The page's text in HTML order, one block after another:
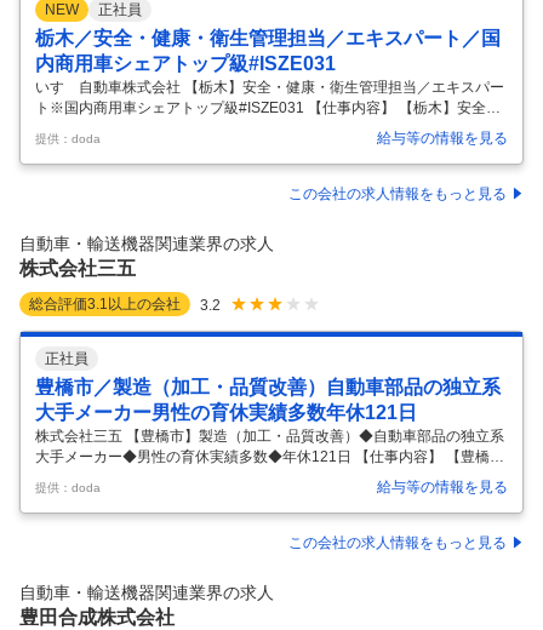
NEW 正社員
栃木／安全・健康・衛生管理担当／エキスパート／国
内商用車シェアトップ級#ISZE031
いすゞ自動車株式会社 【栃木】安全・健康・衛生管理担当／エキスパー
ト※国内商用車シェアトップ級#ISZE031 【仕事内容】 【栃木】安全・
健康・衛生管理担当／エキスパート※国内商用車シェアトップ級#ISZE0
31 【具体的な仕事内容】 ■ミッション： いすゞグループ職場の本質安全
化、労働災害の未然防止、安全衛生管理状況のモニタリング、安全文
化・風土の浸透、教育・啓発活動を推進するための各種施策を立案・実
が重要となるポジション。 1）安全健康推進グループリーダーを常にサ
ポートし、グループ内の目標達成をけん引するために、パイプ役を担
提供：doda 給与等の情報を見る
この会社の求人情報をもっと見る
自動車・輸送機器関連業界の求人
株式会社三五
総合評価3.1 以上の会社 3.2
正社員
豊橋市／製造（加工・品質改善）自動車部品の独立系
大手メーカー男性の育休実績多数年休121日
株式会社三五 【豊橋市】製造（加工・品質改善）◆自動車部品の独立系
大手メーカー◆男性の育休実績多数◆年休121日 【仕事内容】 【豊橋
市】製造（加工・品質改善）◆自動車部品の独立系大手メーカー◆男性
の育休実績多数◆年休121日 【具体的な仕事内容】 【ほぼすべての完成
車メーカーと取引あり／平均有給休暇取得日数18.3日／男性の育休取得
実績多数／直近3年の新卒定着率約98％】 ◎東海地方の非上場部品メー
X化へ国内過去最大の35億円を投資し、2024年は過去最高純利益と財務
状況好調 ◎プレスやボデー部品生産強化に伴い、移管のため新工
提供：doda 給与等の情報を見る
この会社の求人情報をもっと見る
自動車・輸送機器関連業界の求人
豊田合成株式会社